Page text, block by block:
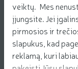
veiktų. Mes
įjungsite. Jei
pirmosios ir
slapukus, kad
reklamą, kuri